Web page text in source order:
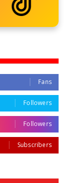
Fans
Followers
Followers
Subscribers